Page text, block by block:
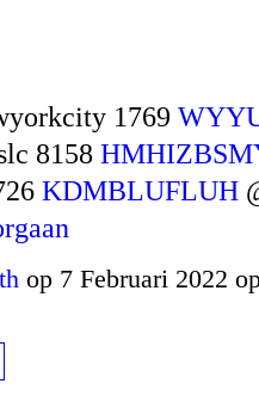
1769
8158
KDMBLUFLUH
op 7 Februari 2022